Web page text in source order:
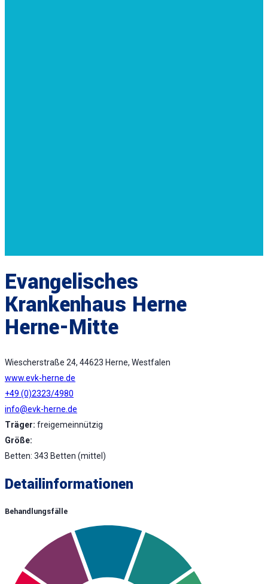
Evangelisches
Krankenhaus Herne
Herne-Mitte
Wiescherstraße 24, 44623 Herne, Westfalen
www.evk-herne.de
+49 (0)2323/4980
info@evk-herne.de
Träger: freigemeinnützig
Größe:
Betten: 343 Betten (mittel)
Detailinformationen
Behandlungsfälle